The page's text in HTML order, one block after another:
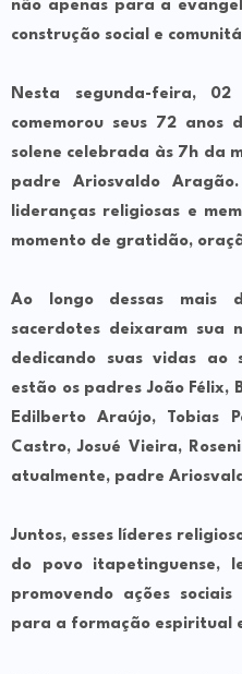
não apenas para a
construção social e
Nesta segunda-feira,
comemorou seus 72 anos
solene celebrada às 7h da
padre Ariosvaldo
lideranças religiosas e
momento de gratidão,
Ao longo dessas mais
sacerdotes deixaram sua
dedicando suas vidas ao
estão os padres João Félix,
Edilberto Araújo, Tobias
Castro, Josué Vieira,
atualmente, padre
Juntos, esses líderes
do povo itapetinguense,
promovendo ações
para a formação espiritual